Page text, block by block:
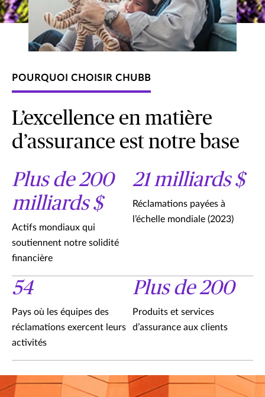
POURQUOI CHOISIR CHUBB
L’excellence en matière
d’assurance est notre base
Plus de 200
milliards $
Actifs mondiaux qui
soutiennent notre solidité
financière
21 milliards $
Réclamations payées à
l’échelle mondiale (2023)
54
Pays où les équipes des
réclamations exercent leurs
activités
Plus de 200
Produits et services
d’assurance aux clients